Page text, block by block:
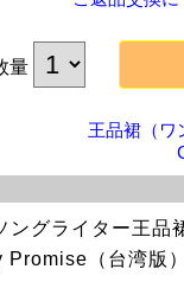
量
王品裙（ワ
ングライター王品
Promise（台湾版